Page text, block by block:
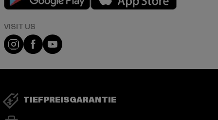
Visit our Instagram page:
Visit our Facebook page:
Visit our YouTube channel:
TIEFPREISGARANTIE